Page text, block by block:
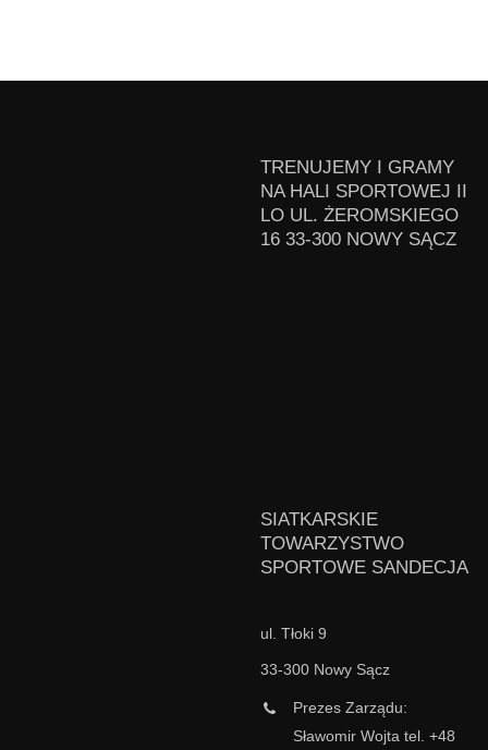
TRENUJEMY I GRAMY
NA HALI SPORTOWEJ II
LO UL. ŻEROMSKIEGO
16 33-300 NOWY SĄCZ
SIATKARSKIE
TOWARZYSTWO
SPORTOWE SANDECJA
ul. Tłoki 9
33-300 Nowy Sącz
Prezes Zarządu:
Sławomir Wojta tel. +48